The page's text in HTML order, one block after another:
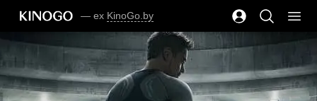
— ex KinoGo.by